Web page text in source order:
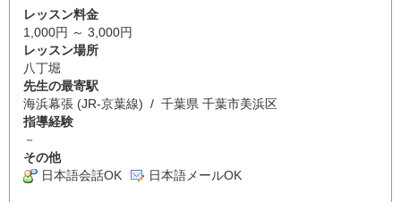
レッスン料金
1,000円 ～ 3,000円
レッスン場所
八丁堀
先生の最寄駅
海浜幕張 (JR-京葉線) / 千葉県 千葉市美浜区
指導経験
－
その他
日本語会話OK
日本語メールOK